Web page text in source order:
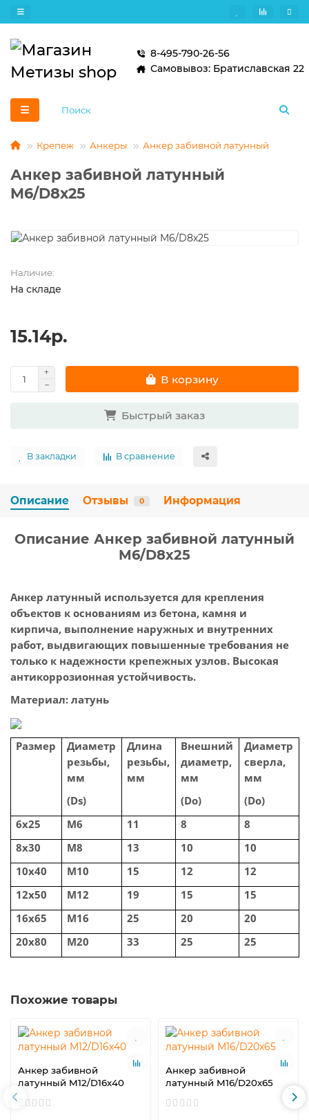
8-495-790-26-56
Самовывоз: Братиславская 22
Крепеж Анкеры Анкер забивной латунный
Анкер забивной латунный
M6/D8х25
Наличие:
На складе
15.14р.
В корзину
Быстрый заказ
В закладки В сравнение
Описание Отзывы 0 Информация
Описание Анкер забивной латунный
M6/D8х25
Анкер латунный используется для крепления
объектов к основаниям из бетона, камня и
кирпича, выполнение наружных и внутренних
работ, выдвигающих повышенные требования не
только к надежности крепежных узлов. Высокая
антикоррозионная устойчивость.
Материал:латунь
Размер
Диаметр
резьбы,
мм
(Ds)
Длина
резьбы,
мм
Внешний
диаметр,
мм
(Do)
Диаметр
сверла,
мм
(Do)
6x25
M6 11 8
8
8x30
M8 13 10
10
10x40
M10 15 12
12
12x50
M12 19 15
15
16x65
M16 25 20
20
20x80
M20 33 25 25
Похожие товары
Анкер забивной
латунный M12/D16х40
Анкер забивной
латунный M16/D20х65